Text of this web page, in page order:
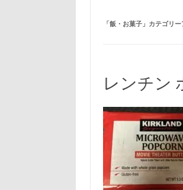
「飯・お菓子」カテゴリー
レンチン